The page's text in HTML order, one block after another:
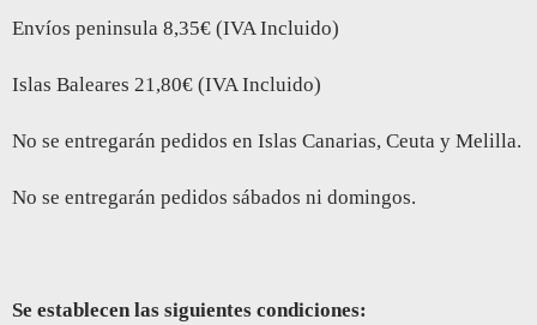
Envíos peninsula 8,35€ (IVA Incluido)
Islas Baleares 21,80€ (IVA Incluido)
No se entregarán pedidos en Islas Canarias, Ceuta y Melilla.
No se entregarán pedidos sábados ni domingos.
Se establecen las siguientes condiciones: